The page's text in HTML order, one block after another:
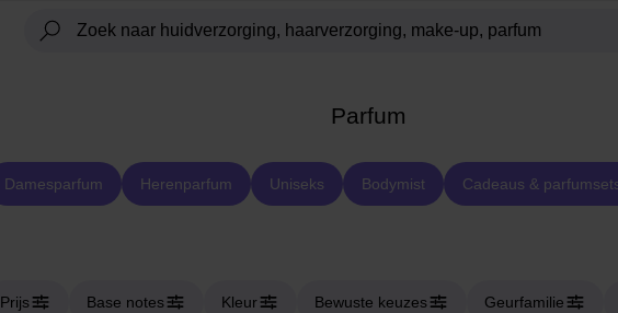
Parfum
Damesparfum Herenparfum Uniseks Bodymist Cadeaus &
Prijs Base notes Kleur Bewuste keuzes Geurfamilie